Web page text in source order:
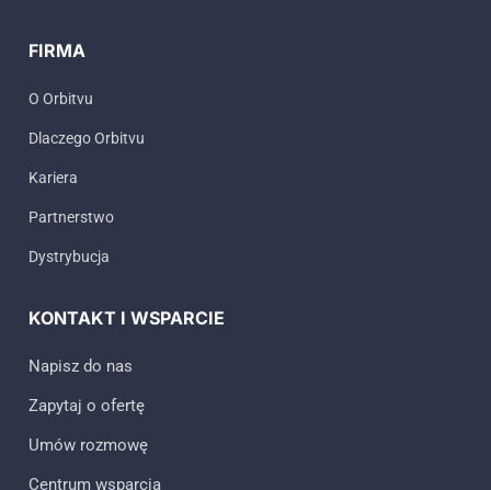
FIRMA
O Orbitvu
Dlaczego Orbitvu
Kariera
Partnerstwo
Dystrybucja
KONTAKT I WSPARCIE
Napisz do nas
Zapytaj o ofertę
Umów rozmowę
Centrum wsparcia